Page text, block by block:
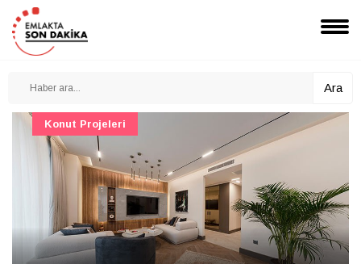
Ara
Konut Projeleri